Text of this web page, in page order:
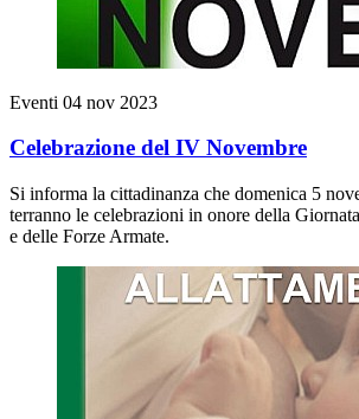
Eventi 04 nov 2023
Celebrazione del IV Novembre
Si informa la cittadinanza che domenica 5
terranno le celebrazioni in onore della
e delle Forze Armate.